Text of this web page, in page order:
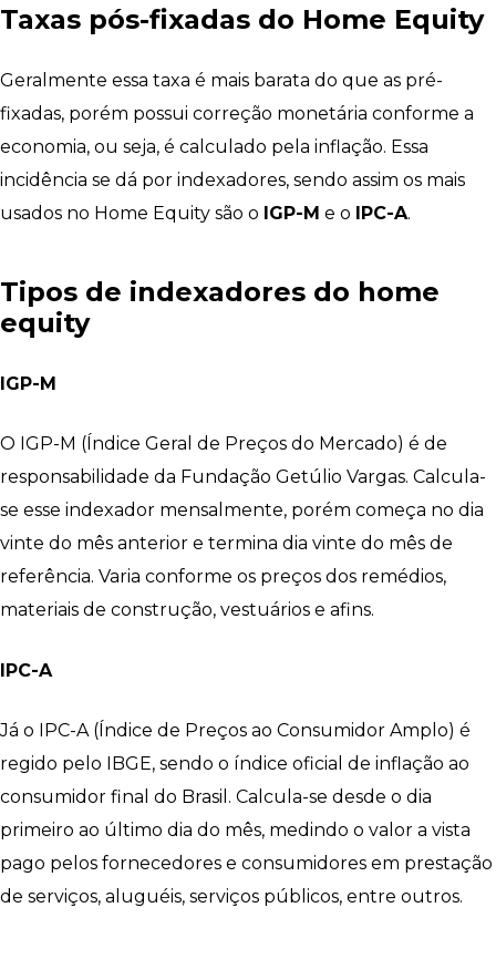
Taxas pós-fixadas do Home Equity
Geralmente essa taxa é mais barata do que as pré-
fixadas, porém possui correção monetária conforme a
economia, ou seja, é calculado pela inflação. Essa
incidência se dá por indexadores, sendo assim os mais
usados no Home Equity são o IGP-M e o IPC-A.
Tipos de indexadores do home
equity
IGP-M
O IGP-M (Índice Geral de Preços do Mercado) é de
responsabilidade da Fundação Getúlio Vargas. Calcula-
se esse indexador mensalmente, porém começa no dia
vinte do mês anterior e termina dia vinte do mês de
referência. Varia conforme os preços dos remédios,
materiais de construção, vestuários e afins.
IPC-A
Já o IPC-A (Índice de Preços ao Consumidor Amplo) é
regido pelo IBGE, sendo o índice oficial de inflação ao
consumidor final do Brasil. Calcula-se desde o dia
primeiro ao último dia do mês, medindo o valor a vista
pago pelos fornecedores e consumidores em prestação
de serviços, aluguéis, serviços públicos, entre outros.